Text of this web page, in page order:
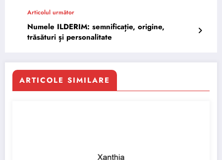
Articolul următor
Numele ILDERIM: semnificație, origine,
trăsături și personalitate
ARTICOLE SIMILARE